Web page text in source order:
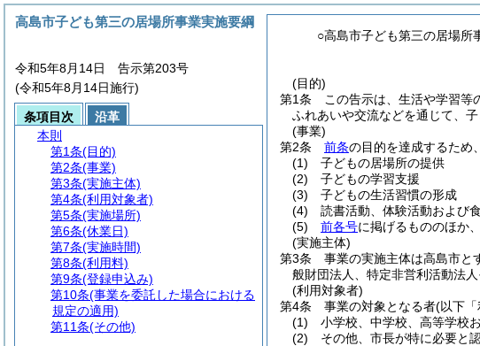
○高島市子ども第三の居場所
(目的)
第1条
この告示は、生活や学習
ふれあいや交流などを通じて、
(事業)
第2条
前条の目的を達成するため
(1)
子どもの居場所の提供
(2)
子どもの学習支援
(3)
子どもの生活習慣の形成
(4)
読書活動、体験活動および
(5)
前各号に掲げるもののほか
(実施主体)
第3条
事業の実施主体は高島市と
般財団法人、特定非営利活動法
(利用対象者)
第4条
事業の対象となる者(以下「
(1)
小学校、中学校、高等学校
(2)
その他、市長が特に必要と
高島市子ども第三の居場所事業実施要綱
令和5年8月14日 告示第203号
(令和5年8月14日施行)
条項目次
沿革
本則
第1条(目的)
第2条(事業)
第3条(実施主体)
第4条(利用対象者)
第5条(実施場所)
第6条(休業日)
第7条(実施時間)
第8条(利用料)
第9条(登録申込み)
第10条(事業を委託した場合における
規定の適用)
第11条(その他)